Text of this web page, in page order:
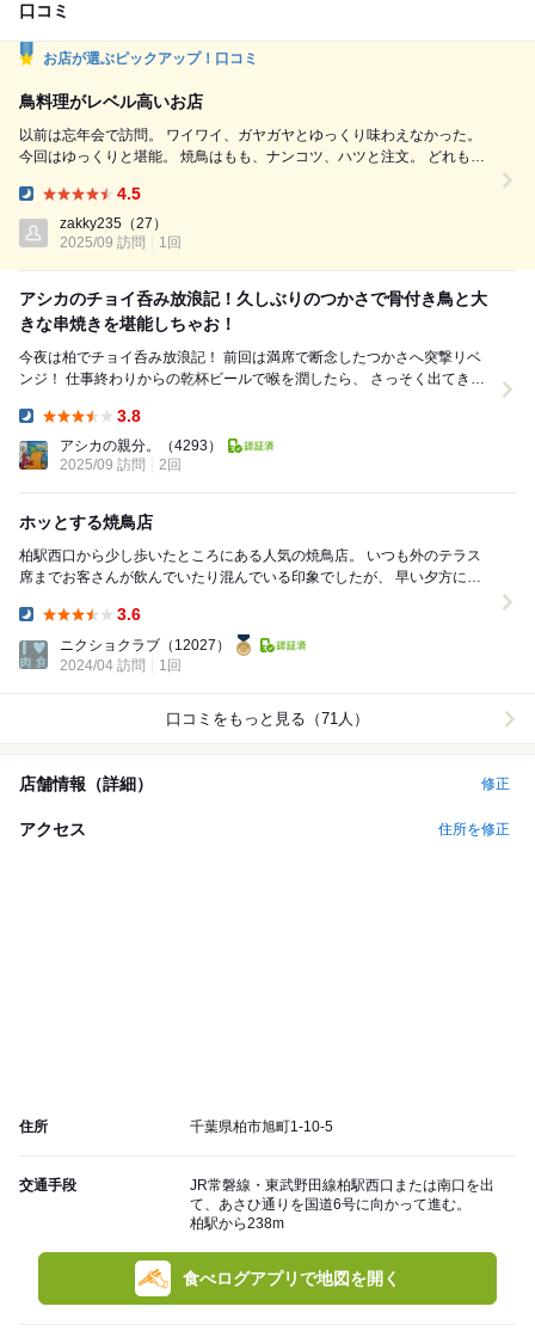
口コミ
お店が選ぶピックアップ！口コミ
鳥料理がレベル高いお店
以前は忘年会で訪問。 ワイワイ、ガヤガヤとゆっくり味わえなかった。
今回はゆっくりと堪能。 焼鳥はもも、ナンコツ、ハツと注文。 どれも美
減で、臭みは全くない。 鳥刺し(もも・胸)には九州の甘い醤油が 付いて
くる。 (机上の醤油は地元野田市のキッコーマン) 柔らかい胸と食感を楽
しめるもも。 こちらも申し分な...
4.5
zakky235 （27）
2025/09 訪問
1回
アシカのチョイ呑み放浪記！久しぶりのつかさで骨付き鳥と大
きな串焼きを堪能しちゃお！
今夜は柏でチョイ呑み放浪記！ 前回は満席で断念したつかさへ突撃リベ
ンジ！ 仕事終わりからの乾杯ビールで喉を潤したら、 さっそく出てきた
3.8
アシカの親分。
（4293）
2025/09 訪問
2回
ホッとする焼鳥店
柏駅西口から少し歩いたところにある人気の焼鳥店。 いつも外のテラス
席までお客さんが飲んでいたり混んでいる印象でしたが、 早い夕方に通
3.6
ニクショクラブ （12027）
2024/04 訪問
1回
口コミをもっと見る（71人）
店舗情報（詳細） 修正
アクセス 住所を修正
住所 千葉県柏市旭町1-10-5
交通手段
JR常磐線・東武野田線柏駅西口または南口を出
て、あさひ通りを国道6号に向かって進む。
柏駅から238m
食べログアプリで地図を開く